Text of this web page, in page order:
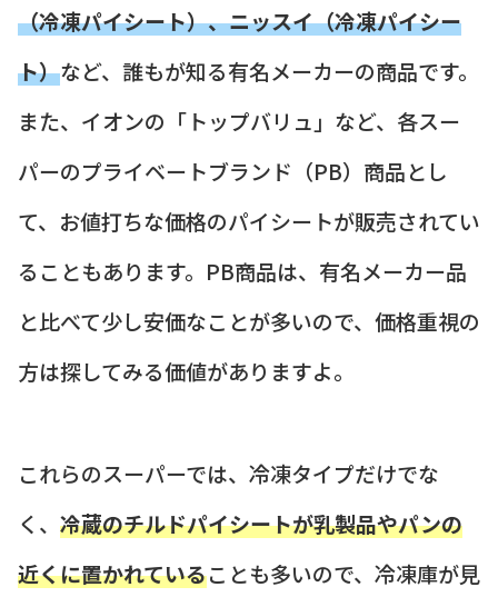
（冷凍パイシート）、ニッスイ（冷凍パイシー
ト）など、誰もが知る有名メーカーの商品です。
また、イオンの「トップバリュ」など、各スー
パーのプライベートブランド（PB）商品とし
て、お値打ちな価格のパイシートが販売されてい
ることもあります。PB商品は、有名メーカー品
と比べて少し安価なことが多いので、価格重視の
方は探してみる価値がありますよ。
これらのスーパーでは、冷凍タイプだけでな
く、 冷蔵のチルドパイシートが乳製品やパンの
近くに置かれていることも多いので、冷凍庫が見